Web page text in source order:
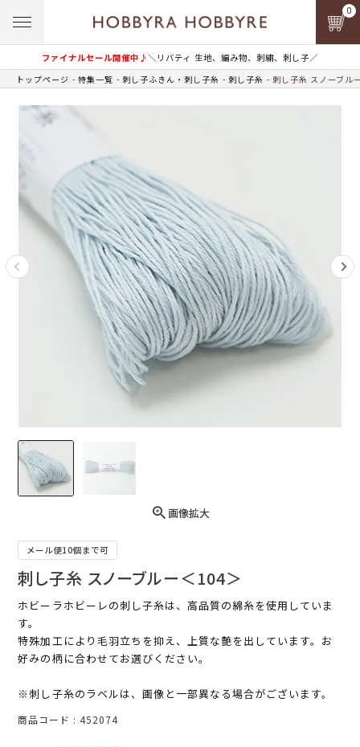
ファイナルセール開催中♪＼リバティ 生地、編み物、刺繍、刺し子／
0
トップページ 特集一覧 刺し子ふきん・刺し子糸 刺し子糸 刺し子糸 スノーブル
画像拡大
メール便10個まで可
刺し子糸 スノーブルー＜104＞
ホビーラホビーレの刺し子糸は、高品質の綿糸を使用していま
す。
特殊加工により毛羽立ちを抑え、上質な艶を出しています。お
好みの柄に合わせてお選びください。
※刺し子糸のラベルは、画像と一部異なる場合がございます。
商品コード 452074